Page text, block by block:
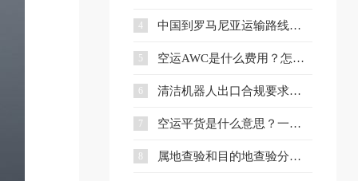
4 中国到罗马尼亚运输路线详解与企业选择策略
5 空运AWC是什么费用？怎么收？和AWA有什么区别？
6 清洁机器人出口合规要求、流程与注意事项全解析
7 空运平货是什么意思？一文讲清计费规则及与重货、泡货的区别
8 属地查验和目的地查验分别是什么？一文看懂两者区别